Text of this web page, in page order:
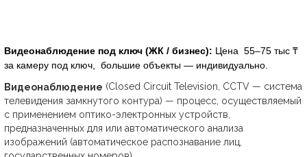
Видеонаблюдение под ключ (ЖК / бизнес): Цена 55–75 тыс ₸
за камеру под ключ, большие объекты — индивидуально.
Видеонаблюдение (Сlosed Circuit Television, CCTV — система
телевидения замкнутого контура) — процесс, осуществляемый
с применением оптико-электронных устройств,
предназначенных для или автоматического анализа
изображений (автоматическое распознавание лиц,